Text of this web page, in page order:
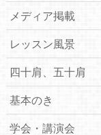
メディア掲載
レッスン風景
四十肩、五十肩
基本のき
学会・講演会